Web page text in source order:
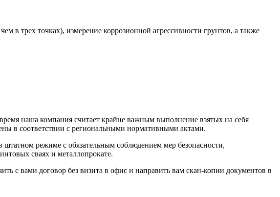
в трех точках), измерение коррозионной агрессивности грунтов, а также
наша компания считает крайне важным выполнение взятых на себя
в соответствии с региональными нормативными актами.
штатном режиме с обязательным соблюдением мер безопасности,
сваях и металлопрокате.
с вами договор без визита в офис и направить вам скан-копии документов в